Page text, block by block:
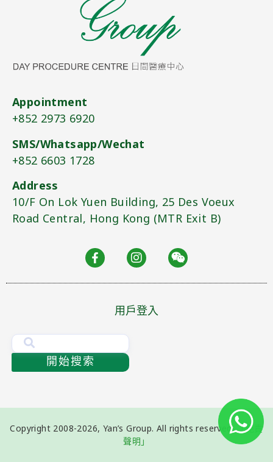
Appointment
+852 2973 6920​
SMS/Whatsapp/Wechat
+852 6603 1728
Address
10/F On Lok Yuen Building, 25 Des Voeux
Road Central, Hong Kong (MTR Exit B)​
用戶登入
開始搜索
Copyright 2008-2026, Yan’s Group. All rights reserved.「免責
聲明」